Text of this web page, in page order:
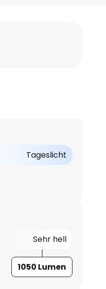
Tageslicht
Sehr hell
1050 Lumen